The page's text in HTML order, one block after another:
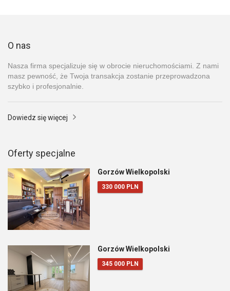
O nas
Nasza firma specjalizuje się w obrocie nieruchomościami. Z nami
masz pewność, że Twoja transakcja zostanie przeprowadzona
szybko i profesjonalnie.
Dowiedz się więcej
Oferty specjalne
Gorzów Wielkopolski
330 000 PLN
Gorzów Wielkopolski
345 000 PLN